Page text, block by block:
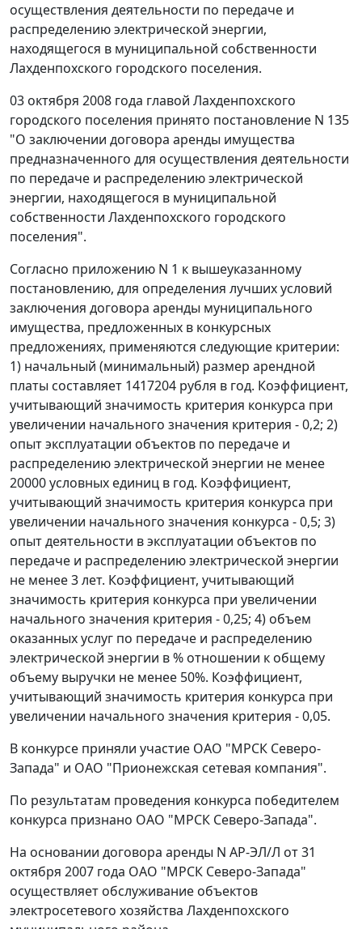
осуществления деятельности по передаче и
распределению электрической энергии,
находящегося в муниципальной собственности
Лахденпохского городского поселения.
03 октября 2008 года главой Лахденпохского
городского поселения принято постановление N 135
"О заключении договора аренды имущества
предназначенного для осуществления деятельности
по передаче и распределению электрической
энергии, находящегося в муниципальной
собственности Лахденпохского городского
поселения".
Согласно приложению N 1 к вышеуказанному
постановлению, для определения лучших условий
заключения договора аренды муниципального
имущества, предложенных в конкурсных
предложениях, применяются следующие критерии:
1) начальный (минимальный) размер арендной
платы составляет 1417204 рубля в год. Коэффициент,
учитывающий значимость критерия конкурса при
увеличении начального значения критерия - 0,2; 2)
опыт эксплуатации объектов по передаче и
распределению электрической энергии не менее
20000 условных единиц в год. Коэффициент,
учитывающий значимость критерия конкурса при
увеличении начального значения конкурса - 0,5; 3)
опыт деятельности в эксплуатации объектов по
передаче и распределению электрической энергии
не менее 3 лет. Коэффициент, учитывающий
значимость критерия конкурса при увеличении
начального значения критерия - 0,25; 4) объем
оказанных услуг по передаче и распределению
электрической энергии в % отношении к общему
объему выручки не менее 50%. Коэффициент,
учитывающий значимость критерия конкурса при
увеличении начального значения критерия - 0,05.
В конкурсе приняли участие ОАО "МРСК Северо-
Запада" и ОАО "Прионежская сетевая компания".
По результатам проведения конкурса победителем
конкурса признано ОАО "МРСК Северо-Запада".
На основании договора аренды N АР-ЭЛ/Л от 31
октября 2007 года ОАО "МРСК Северо-Запада"
осуществляет обслуживание объектов
электросетевого хозяйства Лахденпохского